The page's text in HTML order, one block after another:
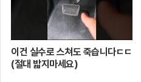
이건 실수로 스쳐도 죽습니다ㄷㄷ
(절대 밟지마세요)